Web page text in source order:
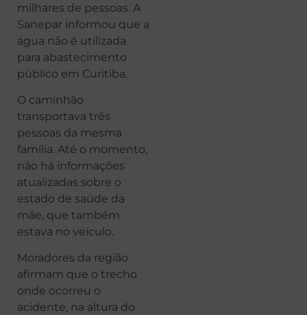
milhares de pessoas. A
Sanepar informou que a
água não é utilizada
para abastecimento
público em Curitiba.
O caminhão
transportava três
pessoas da mesma
família. Até o momento,
não há informações
atualizadas sobre o
estado de saúde da
mãe, que também
estava no veículo.
Moradores da região
afirmam que o trecho
onde ocorreu o
acidente, na altura do